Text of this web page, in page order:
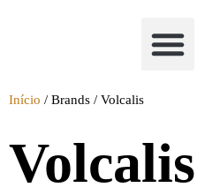
Início / Brands / Volcalis
Volcalis